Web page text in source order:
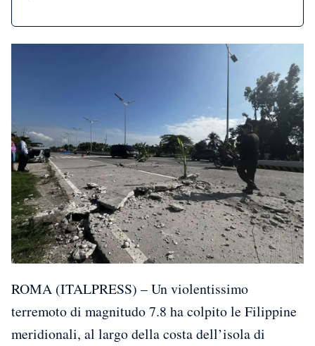
ROMA (ITALPRESS) – Un violentissimo
terremoto di magnitudo 7.8 ha colpito le Filippine
meridionali, al largo della costa dell’isola di